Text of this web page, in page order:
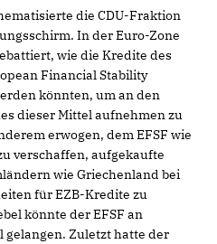
die CDU-Fraktion
In der Euro-Zone
wie die Kredite des
Financial Stability
könnten, um an den
dieser Mittel aufnehmen zu
erwogen, dem EFSF wie
verschaffen, aufgekaufte
wie Griechenland bei
für EZB-Kredite zu
könnte der EFSF an
Zuletzt hatte der